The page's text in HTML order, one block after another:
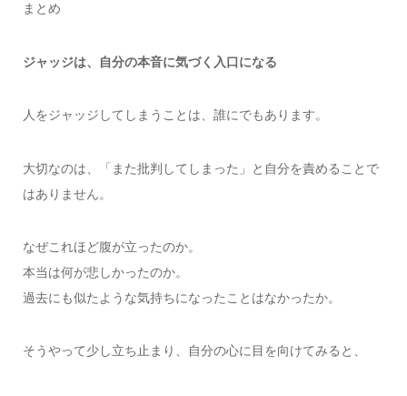
まとめ
ジャッジは、自分の本音に気づく入口になる
人をジャッジしてしまうことは、誰にでもあります。
大切なのは、「また批判してしまった」と自分を責めることで
はありません。
なぜこれほど腹が立ったのか。
本当は何が悲しかったのか。
過去にも似たような気持ちになったことはなかったか。
そうやって少し立ち止まり、自分の心に目を向けてみると、